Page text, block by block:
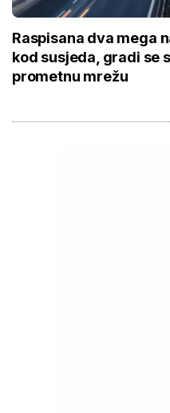
Raspisana dva mega
kod susjeda, gradi se
prometnu mrežu